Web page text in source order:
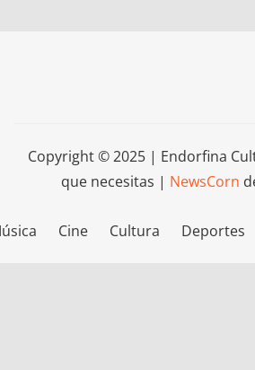
Copyright © 2025 | Endorfina
que necesitas | NewsCorn
Cine Cultura Deportes